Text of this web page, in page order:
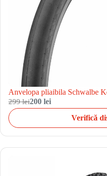
Anvelopa pliaibila Schwalbe
299 lei200 lei
Verifică